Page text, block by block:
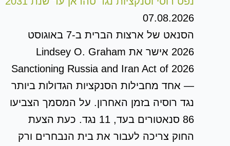
07.08.2026
הסנאט של ארצות הברית ב-7 באוגוסט
2026 אישר את Lindsey O. Graham
Sanctioning Russia and Iran Act of 2026
— אחד מחבילות הסנקציות הגדולות ביותר
נגד רוסיה בזמן האחרון. על המסמך הצביעו
86 סנאטורים בעד, 11 נגד. כעת הצעת
החוק צריכה לעבור את בית הנבחרים ורק